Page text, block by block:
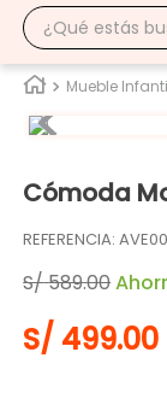
¿Qué estás
Mueble
Cómoda
REFERENCIA:
S/589.00
S/ 499.00